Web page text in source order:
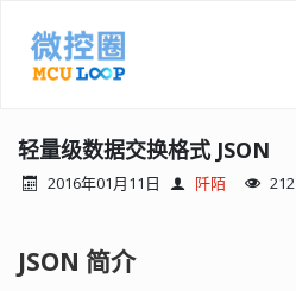
轻量级数据交换格式 JSON
2016年01月11日 阡陌 212
JSON 简介